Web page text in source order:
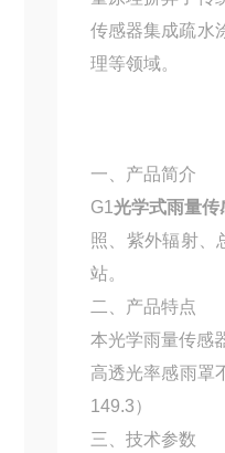
传感器集成疏水
理等领域。
一、产品简介
G1 光学式雨量传
照、紫外辐射、
站。
二、产品特点
本光学雨量传感
高透光率感雨罩
149.3）
三、技术参数